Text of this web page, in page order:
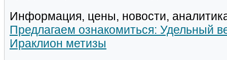
Информация, цены, новости,
Предлагаем ознакомиться: Удельный
Ираклион метизы